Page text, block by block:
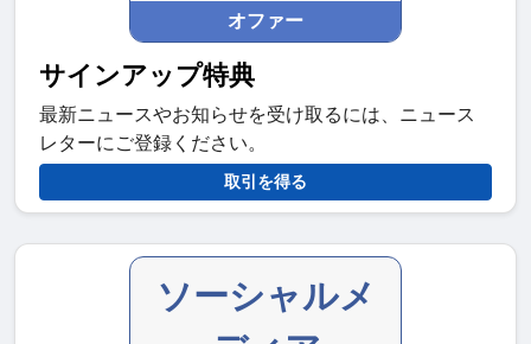
オファー
サインアップ特典
最新ニュースやお知らせを受け取るには、ニュース
レターにご登録ください。
取引を得る
ソーシャルメ